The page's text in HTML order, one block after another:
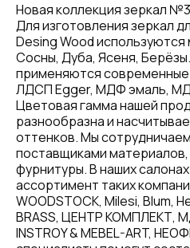
Новая коллекция зеркал
Для изготовления зеркал
Desing Wood используются
Сосны, Дуба, Ясеня,
применяются
ЛДСП Egger, МДФ эмаль,
Цветовая гамма нашей
разнообразна и
оттенков. Мы
поставщиками
фурнитуры. В наших
ассортимент таких
WOODSTOCK, Milesi, Blum,
BRASS, ЦЕНТР КОМПЛЕКТ,
INSTROY & MEBEL-ART,